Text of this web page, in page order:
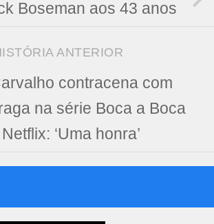
Boseman aos 43 anos
ANTERIOR
contracena com
na série Boca a Boca
‘Uma honra’